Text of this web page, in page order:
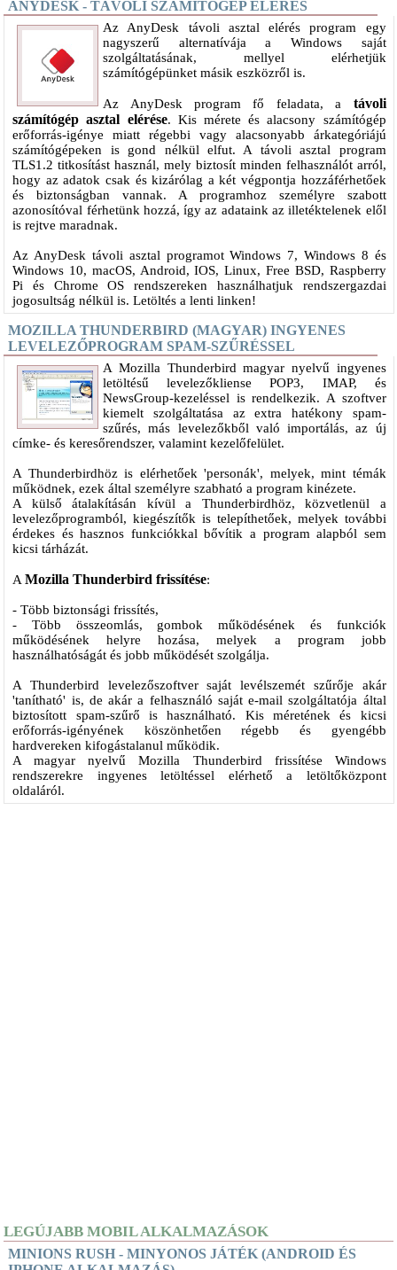
ANYDESK - TÁVOLI SZÁMÍTÓGÉP ELÉRÉS
​Az AnyDesk távoli asztal elérés program egy
nagyszerű alternatívája a Windows saját
szolgáltatásának, mellyel elérhetjük
számítógépünket másik eszközről is.
Az AnyDesk program fő feladata, a távoli
számítógép asztal elérése. Kis mérete és alacsony számítógép
erőforrás-igénye miatt régebbi vagy alacsonyabb árkategóriájú
számítógépeken is gond nélkül elfut. A távoli asztal program
TLS1.2 titkosítást használ, mely biztosít minden felhasználót arról,
hogy az adatok csak és kizárólag a két végpontja hozzáférhetőek
és biztonságban vannak. A programhoz személyre szabott
azonosítóval férhetünk hozzá, így az adataink az illetéktelenek elől
is rejtve maradnak.
Az AnyDesk távoli asztal programot Windows 7, Windows 8 és
Windows 10, macOS, Android, IOS, Linux, Free BSD, Raspberry
Pi és Chrome OS rendszereken használhatjuk rendszergazdai
jogosultság nélkül is. Letöltés a lenti linken!
MOZILLA THUNDERBIRD (MAGYAR) INGYENES
LEVELEZŐPROGRAM SPAM-SZŰRÉSSEL
A Mozilla Thunderbird magyar nyelvű ingyenes
letöltésű levelezőkliense POP3, IMAP, és
NewsGroup-kezeléssel is rendelkezik. A szoftver
kiemelt szolgáltatása az extra hatékony spam-
szűrés, más levelezőkből való importálás, az új
címke- és keresőrendszer, valamint kezelőfelület.
A Thunderbirdhöz is elérhetőek 'personák', melyek, mint témák
működnek, ezek által személyre szabható a program kinézete.
A külső átalakításán kívül a Thunderbirdhöz, közvetlenül a
levelezőprogramból, kiegészítők is telepíthetőek, melyek további
érdekes és hasznos funkciókkal bővítik a program alapból sem
kicsi tárházát.
AMozilla Thunderbird frissítése:
- Több biztonsági frissítés,
- Több összeomlás, gombok működésének és funkciók
működésének helyre hozása, melyek a program jobb
használhatóságát és jobb működését szolgálja.
A Thunderbird levelezőszoftver saját levélszemét szűrője akár
'tanítható' is, de akár a felhasználó saját e-mail szolgáltatója által
biztosított spam-szűrő is használható. Kis méretének és kicsi
erőforrás-igényének köszönhetően régebb és gyengébb
hardvereken kifogástalanul működik.
A magyar nyelvű Mozilla Thunderbird frissítése Windows
rendszerekre ingyenes letöltéssel elérhető a letöltőközpont
oldaláról.
LEGÚJABB MOBIL ALKALMAZÁSOK
MINIONS RUSH - MINYONOS JÁTÉK (ANDROID ÉS